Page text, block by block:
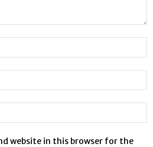
website in this browser for the